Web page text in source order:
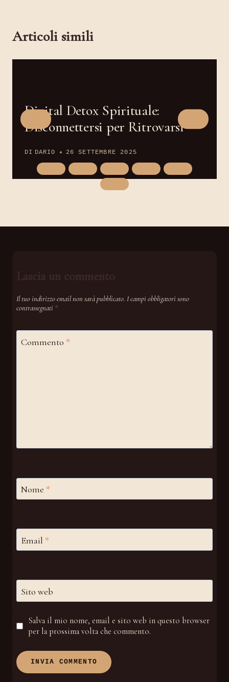
Articoli simili
Digital Detox Spirituale:
Disconnettersi per Ritrovarsi
DI DARIO 26 SETTEMBRE 2025
Il tuo indirizzo email non sarà pubblicato. I campi obbligatori sono
contrassegnati *
Commento *
Nome *
Email *
Sito web
Salva il mio nome, email e sito web in questo browser
per la prossima volta che commento.